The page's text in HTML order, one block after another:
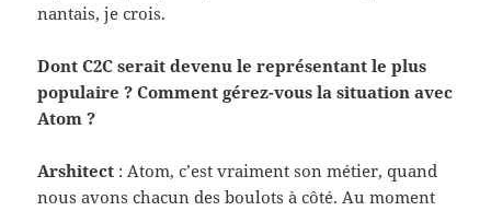
nan­tais, je crois.
Dont C2C serait devenu le représen­tant le plus
pop­u­laire ? Com­ment gérez-​vous la sit­u­a­tion avec
Atom ?
Arshi­tect : Atom, c’est vrai­ment son métier, quand
nous avons cha­cun des boulots à côté. Au moment